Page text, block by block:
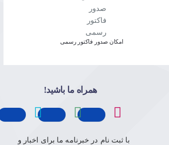
امکان صدور فاکتور رسمی
همراه ما باشید!
با ثبت نام در خبرنامه ما برای اخبار و